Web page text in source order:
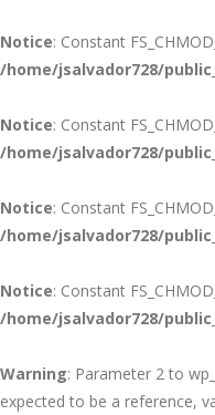
Notice: Constant
/home/jsalvador728/
Notice: Constant
/home/jsalvador728/
Notice: Constant
/home/jsalvador728/
Notice: Constant
/home/jsalvador728/
Warning: Parameter 2 to
expected to be a reference,